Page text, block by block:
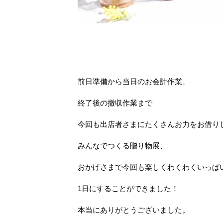
前日準備から当日のお会計作業、
終了後の撤収作業まで
今回も出店者さまにたくさんお力をお借り
みんなでつくる贈り物展、
おかげさまで今回も楽しくわくわくいっぱ
1日にすることができました！
本当にありがとうございました。